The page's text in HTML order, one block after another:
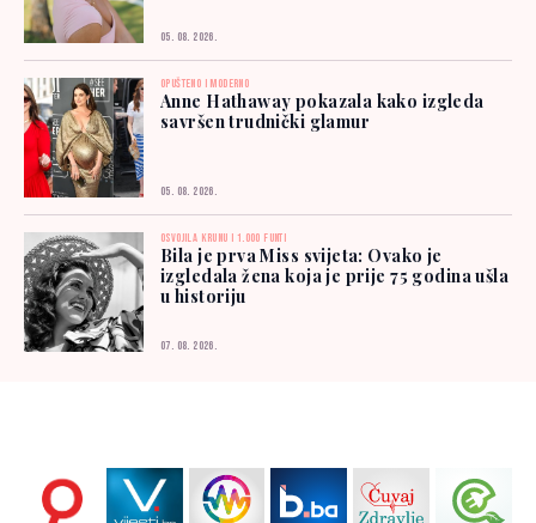
05. 08. 2026.
OPUŠTENO I MODERNO
Anne Hathaway pokazala kako izgleda
savršen trudnički glamur
05. 08. 2026.
OSVOJILA KRUNU I 1.000 FUNTI
Bila je prva Miss svijeta: Ovako je
izgledala žena koja je prije 75 godina ušla
u historiju
07. 08. 2026.